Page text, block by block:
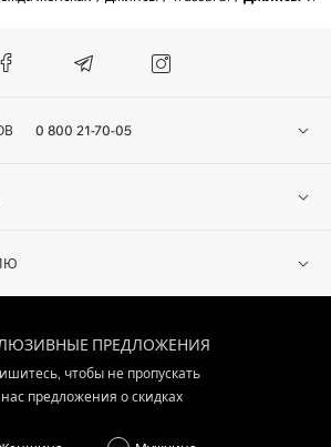
0 800 21-70-05
ПРЕДЛОЖЕНИЯ
чтобы не пропускать
предложения о скидках